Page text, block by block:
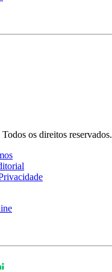
os direitos reservados.